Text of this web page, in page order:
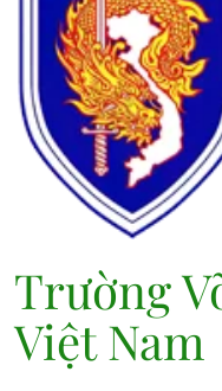
Trường
Việt Nam